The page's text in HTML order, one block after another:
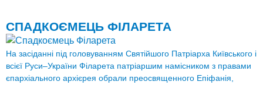
СПАДКОЄМЕЦЬ ФІЛАРЕТА
На засіданні під головуванням Святійшого Патріарха Київського і
всієї Руси–України Філарета патріаршим намісником з правами
єпархіального архієрея обрали преосвященного Епіфанія,